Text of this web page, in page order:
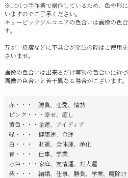
※1つ1つ手作業で制作しているため、色や形
いますのでご了承ください。
キュービックジルコニアの色合いは画像の色
す。
万が一皮膚などに不具合が発生の際はご使用
さいませ。
画像の色合いは出来るだけ実物の色合いに近
画像の色合いと若干異なる場合がございます。
赤・・・ 勝負、恋愛、情熱
ピンク・・・幸せ、癒し
黄色・・・金運、アイディア
緑・・・ 健康運、金運
白・・・ 財運、全体運、浄化
青・・・ 仕事、学業
水色・・・家庭、友情運、対人運
紫・・・ 結婚、仕事、勝負、学業、魔除け